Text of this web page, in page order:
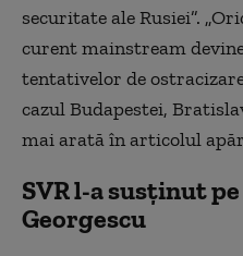
securitate ale Rusiei”.
curent mainstream
tentativelor de
cazul Budapestei,
mai arată în articolul
SVR l-a susținut
Georgescu